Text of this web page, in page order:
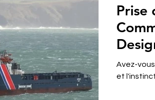
Prise
Avez-
et